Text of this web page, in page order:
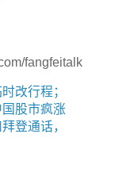
fangfeitalk
改行程；
股市疯涨
登通话，